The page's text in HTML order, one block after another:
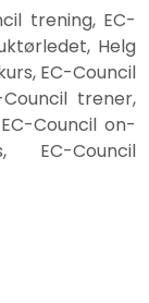
trening, EC-
Helg
EC-Council
trener,
Council on-
EC-Council